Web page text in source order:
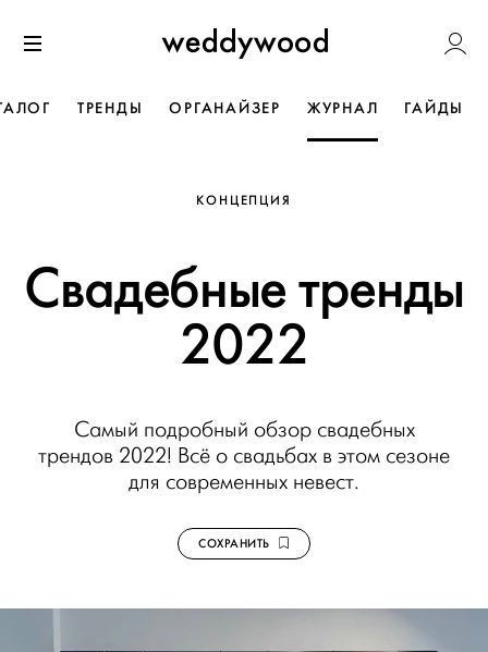
к содержанию
Weddywood
ТРЕНДЫ ОРГАНАЙЗЕР ЖУРНАЛ ГАЙДЫ
КОНЦЕПЦИЯ
Свадебные тренды
2022
Самый подробный обзор свадебных
трендов 2022! Всё о свадьбах в этом сезоне
для современных невест.
СОХРАНИТЬ